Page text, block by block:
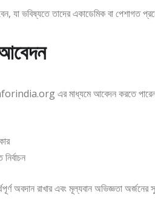
যা ভবিষ্যতে তাদের একাডেমিক বা পেশাগত
এর মাধ্যমে আবেদন করতে পারেন।
অবদান রাখার এবং মূল্যবান অভিজ্ঞতা অর্জনের